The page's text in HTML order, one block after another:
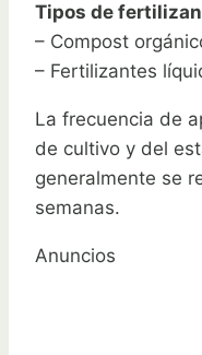
Tipos de
– Compost
– Fertilizantes
La frecuencia de
de cultivo y del
generalmente se
semanas.
Anuncios